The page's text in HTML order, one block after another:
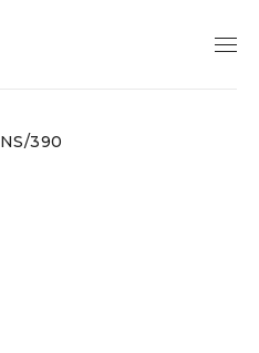
NS/390